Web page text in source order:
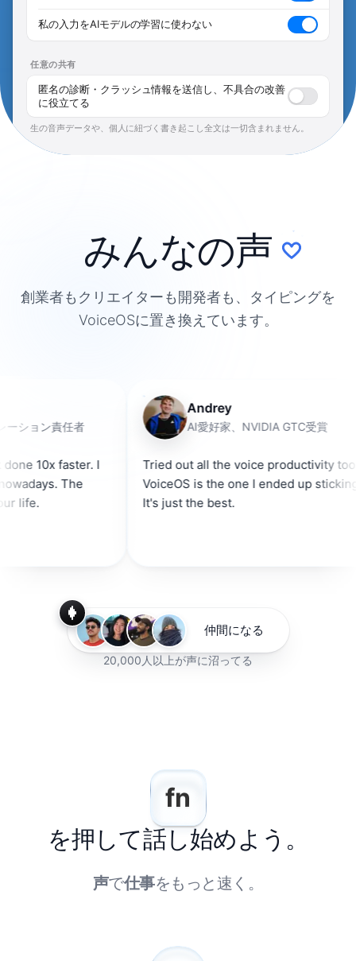
私の入力をAIモデルの学習に使わない
任意の共有
匿名の診断・クラッシュ情報を送信し、不具合の改善
に役立てる
生の音声データや、個人に紐づく書き起こし全文は一切含まれません。
みんなの声
創業者もクリエイターも開発者も、タイピングを
VoiceOSに置き換えています。
任者
faster. I
The
Andrey
AI愛好家、NVIDIA GTC受賞
Tried out all the voice productivity tools.
VoiceOS is the one I ended up sticking with.
It's just the best.
仲間になる
20,000人以上が声に沼ってる
fn
を押して話し始めよう。
声で仕事をもっと速く。